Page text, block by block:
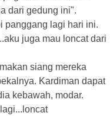
dari gedung ini".
panggang lagi hari ini.
juga mau loncat dari
siang mereka
Kardiman dapat
kebawah, modar.